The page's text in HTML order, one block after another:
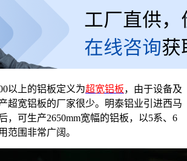
上的铝板定义为超宽铝板，由于设备及
超宽铝板的厂家很少。明泰铝业引进西马
，可生产2650mm宽幅的铝板，以5系、6
范围非常广阔。